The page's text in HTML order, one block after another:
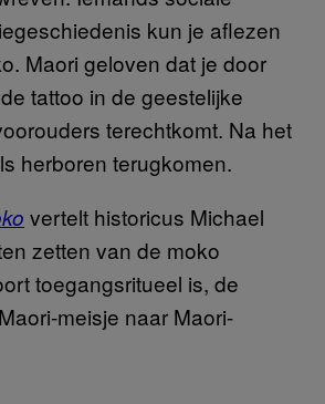
kun je aflezen
Maori geloven dat je door
tattoo in de geestelijke
terechtkomt. Na het
herboren terugkomen.
vertelt historicus Michael
zetten van de moko
toegangsritueel is, de
meisje naar Maori-